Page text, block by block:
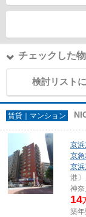
チェックした
検討リスト
賃貸｜マンション
京浜
京急
京浜
港
神
14
築年